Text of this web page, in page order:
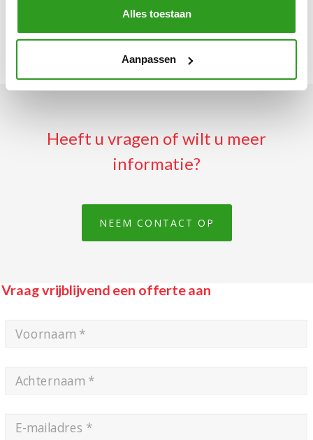
Alles toestaan
Aanpassen
Heeft u vragen of wilt u meer
informatie?
NEEM CONTACT OP
Vraag vrijblijvend een offerte aan